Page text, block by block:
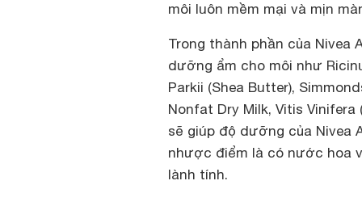
môi luôn mềm mại và mịn
Trong thành phần của Nivea
dưỡng ẩm cho môi như
Parkii (Shea Butter),
Nonfat Dry Milk, Vitis
sẽ giúp độ dưỡng của Nivea
nhược điểm là có nước hoa
lành tính.